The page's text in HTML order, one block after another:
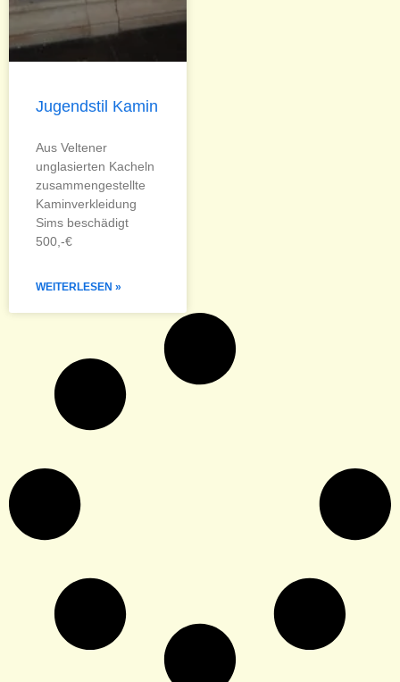
Jugendstil Kamin
Aus Veltener
unglasierten Kacheln
zusammengestellte
Kaminverkleidung
Sims beschädigt
500,-€
WEITERLESEN »